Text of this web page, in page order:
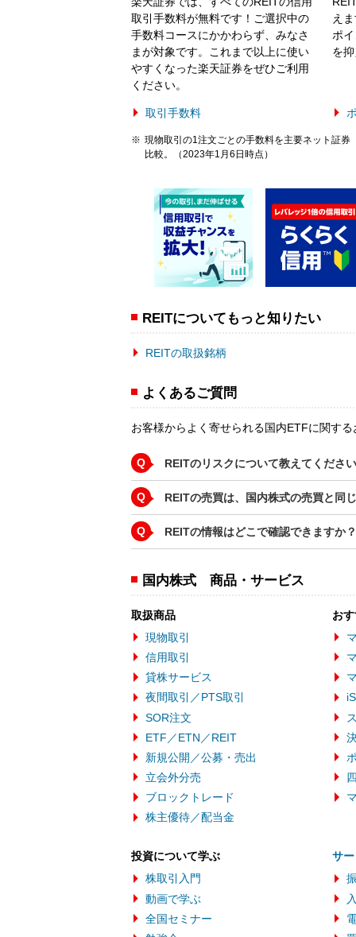
取引手数料が無料です！ご選択中の
手数料コースにかかわらず、みなさ
まが対象です。これまで以上に使い
やすくなった楽天証券をぜひご利用
ください。
取引手数料
え
ポ
を
現物取引の1注文ごとの手数料を主要ネット証
比較。（2023年1月6日時点）
REITについてもっと知りたい
REITの取扱銘柄
よくあるご質問
お客様からよく寄せられる国内ETFに関す
Q REITのリスクについて教えてください
Q REITの売買は、国内株式の売買と同
Q REITの情報はどこで確認できますか？
国内株式 商品・サービス
取扱商品
現物取引
信用取引
貸株サービス
夜間取引／PTS取引
SOR注文
ETF／ETN／REIT
新規公開／公募・売出
立会外分売
ブロックトレード
株主優待／配当金
お
投資について学ぶ
株取引入門
動画で学ぶ
全国セミナー
サ